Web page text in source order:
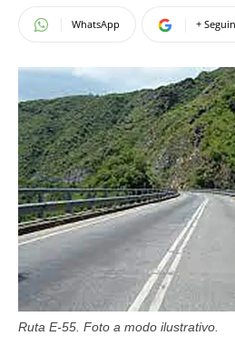
WhatsApp +
Ruta E-55. Foto a modo ilustrativo.